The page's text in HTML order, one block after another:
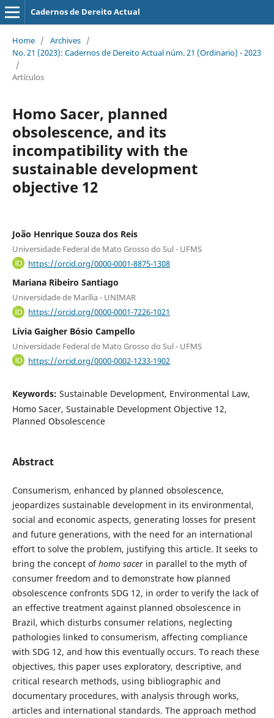
Cadernos de Dereito Actual
Home / Archives /
No. 21 (2023): Cadernos de Dereito Actual núm. 21 (Ordinario) - 2023
/
Artículos
Homo Sacer, planned
obsolescence, and its
incompatibility with the
sustainable development
objective 12
João Henrique Souza dos Reis
Universidade Federal de Mato Grosso do Sul - UFMS
https://orcid.org/0000-0001-8875-1308
Mariana Ribeiro Santiago
Universidade de Marília - UNIMAR
https://orcid.org/0000-0001-7226-1021
Lívia Gaigher Bósio Campello
Universidade Federal de Mato Grosso do Sul - UFMS
https://orcid.org/0000-0002-1233-1902
Keywords: Sustainable Development, Environmental Law,
Homo Sacer, Sustainable Development Objective 12,
Planned Obsolescence
Abstract
Consumerism, enhanced by planned obsolescence,
jeopardizes sustainable development in its environmental,
social and economic aspects, generating losses for present
and future generations, with the need for an international
effort to solve the problem, justifying this article. It seeks to
bring the concept ofhomo sacerin parallel to the myth of
consumer freedom and to demonstrate how planned
obsolescence confronts SDG 12, in order to verify the lack of
an effective treatment against planned obsolescence in
Brazil, which disturbs consumer relations, neglecting
pathologies linked to consumerism, affecting compliance
with SDG 12, and how this eventually occurs. To reach these
objectives, this paper uses exploratory, descriptive, and
critical research methods, using bibliographic and
documentary procedures, with analysis through works,
articles and international standards. The approach method